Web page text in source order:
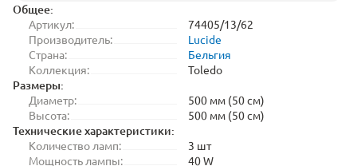
Общее:
Артикул:
74405/13/62
Производитель:
Lucide
Страна:
Бельгия
Коллекция:
Toledo
Размеры:
Диаметр:
500 мм (50 см)
Высота:
500 мм (50 см)
Технические характеристики:
Количество ламп:
3 шт
Мощность лампы:
40 W